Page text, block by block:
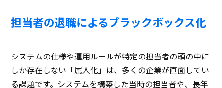
担当者の退職によるブラックボックス化
システムの仕様や運用ルールが特定の担当者の頭の中に
しか存在しない「属人化」は、多くの企業が直面してい
る課題です。システムを構築した当時の担当者や、長年